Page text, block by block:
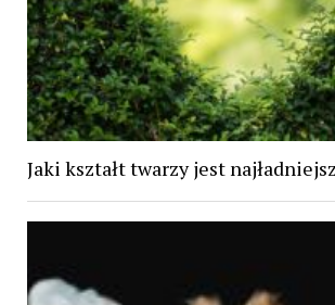
Jaki kształt twarzy jest